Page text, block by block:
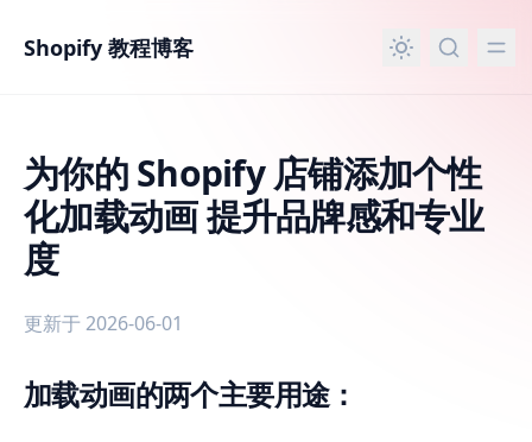
Shopify 教程博客
为你的 Shopify 店铺添加个性
化加载动画 提升品牌感和专业
度
更新于 2026-06-01
为你的 Shopify 店铺添加个性化加载动画 提升品牌感和专业
加载动画的两个主要用途：